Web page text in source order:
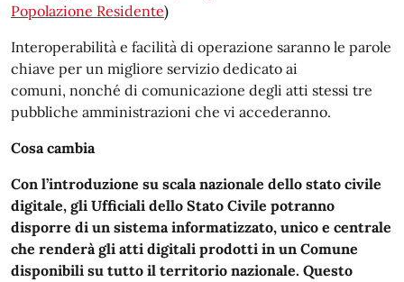
Popolazione Residente)
Interoperabilità e facilità di operazione saranno le parole
chiave per un migliore servizio dedicato ai
comuni, nonché di comunicazione degli atti stessi tre
pubbliche amministrazioni che vi accederanno.
Cosa cambia
Con l’introduzione su scala nazionale dello stato civile
digitale, gli Ufficiali dello Stato Civile potranno
disporre di un sistema informatizzato, unico e centrale
che renderà gli atti digitali prodotti in un Comune
disponibili su tutto il territorio nazionale. Questo